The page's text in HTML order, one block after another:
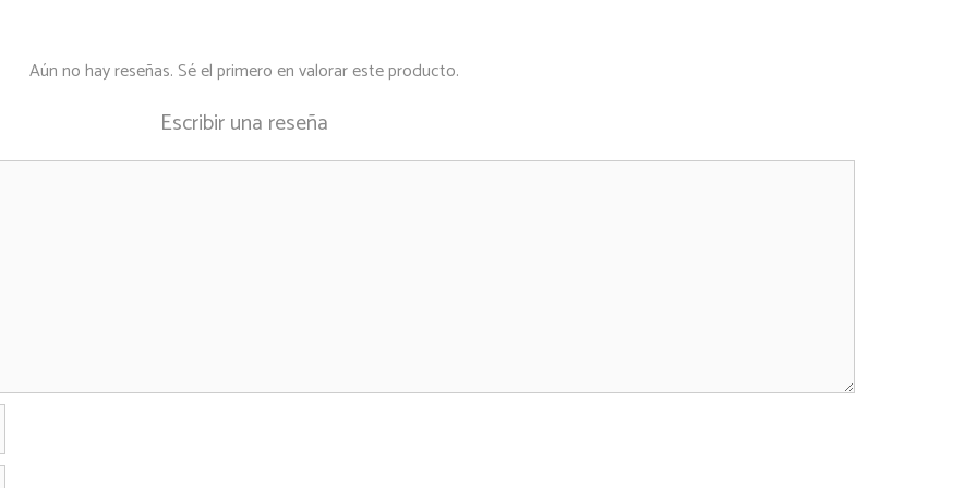
Aún no hay reseñas. Sé el primero en valorar este producto.
Escribir una reseña